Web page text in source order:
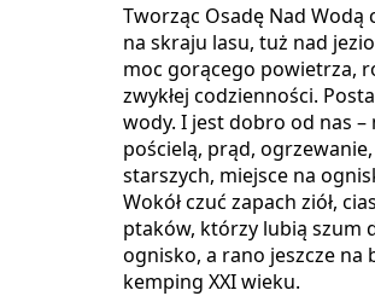
Tworząc Osadę Nad
na skraju lasu, tuż nad
moc gorącego powietrza,
zwykłej codzienności.
wody. I jest dobro od nas
pościelą, prąd,
starszych, miejsce na
Wokół czuć zapach ziół,
ptaków, którzy lubią szum
ognisko, a rano jeszcze na
kemping XXI wieku.